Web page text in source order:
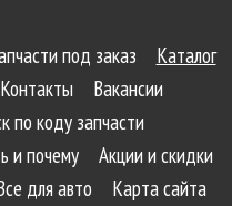
под заказ
Каталог
Контакты
Вакансии
по коду запчасти
и почему
Акции и скидки
для авто Карта сайта